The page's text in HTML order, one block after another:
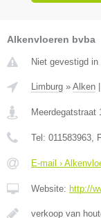
Alkenvloeren bvba
Niet gevestigd
Limburg » Alken
Meerdegatstraat
Tel: 011583963,
E-mail ›
Website: http://
verkoop van